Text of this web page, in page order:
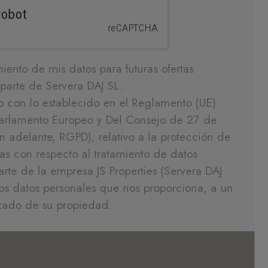
de mis datos para futuras ofertas
de Servera DAJ SL.
con lo establecido en el Reglamento (UE)
Europeo y Del Consejo de 27 de
adelante, RGPD), relativo a la protección de
con respecto al tratamiento de datos
de la empresa JS Properties (Servera DAJ
datos personales que nos proporciona, a un
de su propiedad.